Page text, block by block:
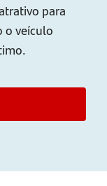
para
o veículo